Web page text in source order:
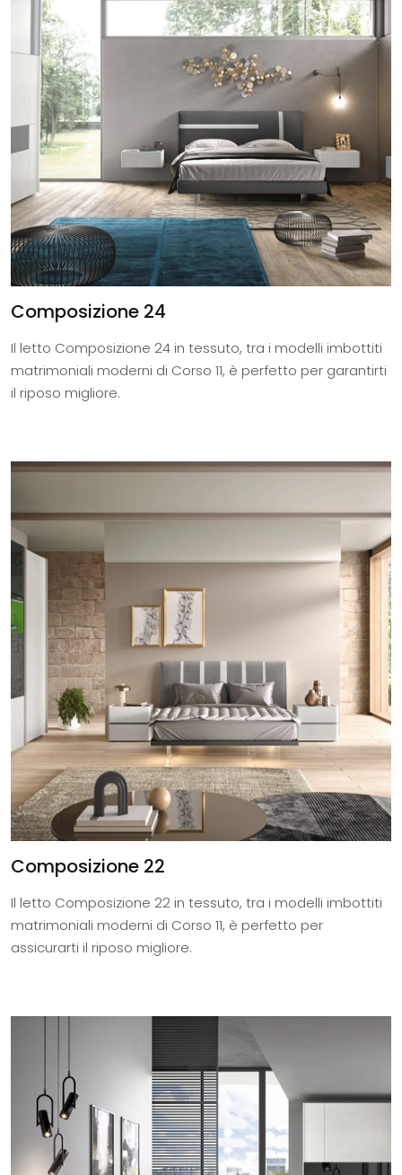
Composizione 24
Il letto Composizione 24 in tessuto, tra i modelli imbottiti
matrimoniali moderni di Corso 11, è perfetto per garantirti
il riposo migliore.
Composizione 22
Il letto Composizione 22 in tessuto, tra i modelli imbottiti
matrimoniali moderni di Corso 11, è perfetto per
assicurarti il riposo migliore.